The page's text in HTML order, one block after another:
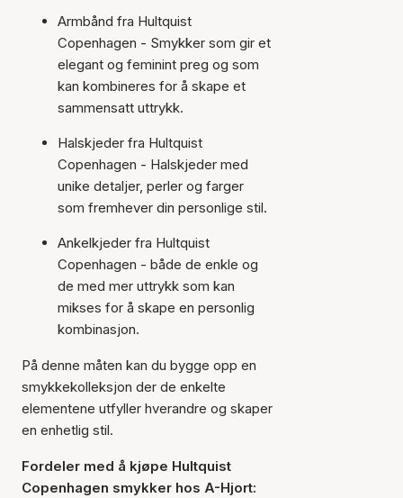
Armbånd fra Hultquist
Copenhagen - Smykker som gir et
elegant og feminint preg og som
kan kombineres for å skape et
sammensatt uttrykk.
Halskjeder fra Hultquist
Copenhagen - Halskjeder med
unike detaljer, perler og farger
som fremhever din personlige stil.
Ankelkjeder fra Hultquist
Copenhagen - både de enkle og
de med mer uttrykk som kan
mikses for å skape en personlig
kombinasjon.
På denne måten kan du bygge opp en
smykkekolleksjon der de enkelte
elementene utfyller hverandre og skaper
en enhetlig stil.
Fordeler med å kjøpe Hultquist
Copenhagen smykker hos A-Hjort: